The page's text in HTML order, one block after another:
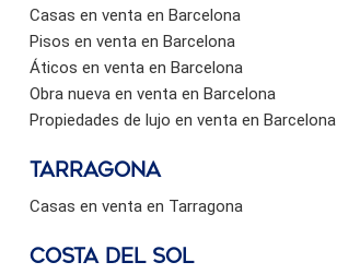
Casas en venta en Barcelona
Pisos en venta en Barcelona
Áticos en venta en Barcelona
Obra nueva en venta en Barcelona
Propiedades de lujo en venta en Barcelona
Tarragona
Casas en venta en Tarragona
Costa del sol